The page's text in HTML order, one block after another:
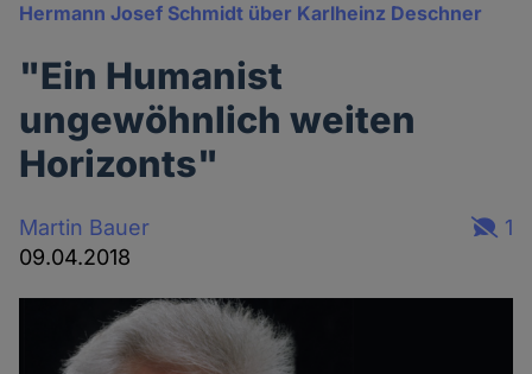
Hermann Josef Schmidt über Karlheinz Deschner
"Ein Humanist
ungewöhnlich weiten
Horizonts"
Martin Bauer
09.04.2018
1